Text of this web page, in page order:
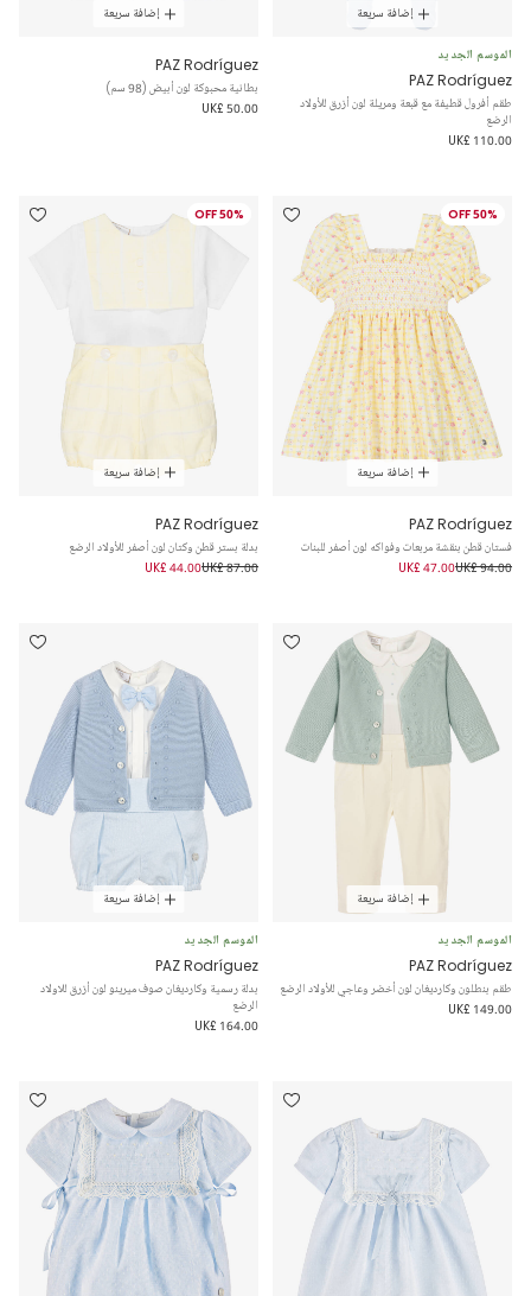
إضافة سريعة
الموسم الجديد
PAZ Rodríguez
طقم أفرول قطيفة مع قبعة ومريلة لون أزرق للأولاد
الرضع
UK£ 110.00
إضافة سريعة
PAZ Rodríguez
بطانية محبوكة لون أبيض (98 سم)
UK£ 50.00
50% OFF
إضافة سريعة
PAZ Rodríguez
فستان قطن بنقشة مربعات وفواكه لون أصفر للبنات
UK£ 94.00
UK£ 47.00
50% OFF
إضافة سريعة
PAZ Rodríguez
بدلة بستر قطن وكتان لون أصفر للأولاد الرضع
UK£ 87.00
UK£ 44.00
إضافة سريعة
الموسم الجديد
PAZ Rodríguez
طقم بنطلون وكارديغان لون أخضر وعاجي للأولاد الرضع
UK£ 149.00
إضافة سريعة
الموسم الجديد
PAZ Rodríguez
بدلة رسمية وكارديغان صوف ميرينو لون أزرق للاولاد
الرضع
UK£ 164.00